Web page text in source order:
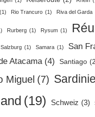
(1) Rio Trancuro (1) Riva del Garda
Rurberg (1) Rysum (1)
Salzburg (1) Samara (1) San
Atacama (4) Santiago
Miguel (7)
(19) Schweiz (3)